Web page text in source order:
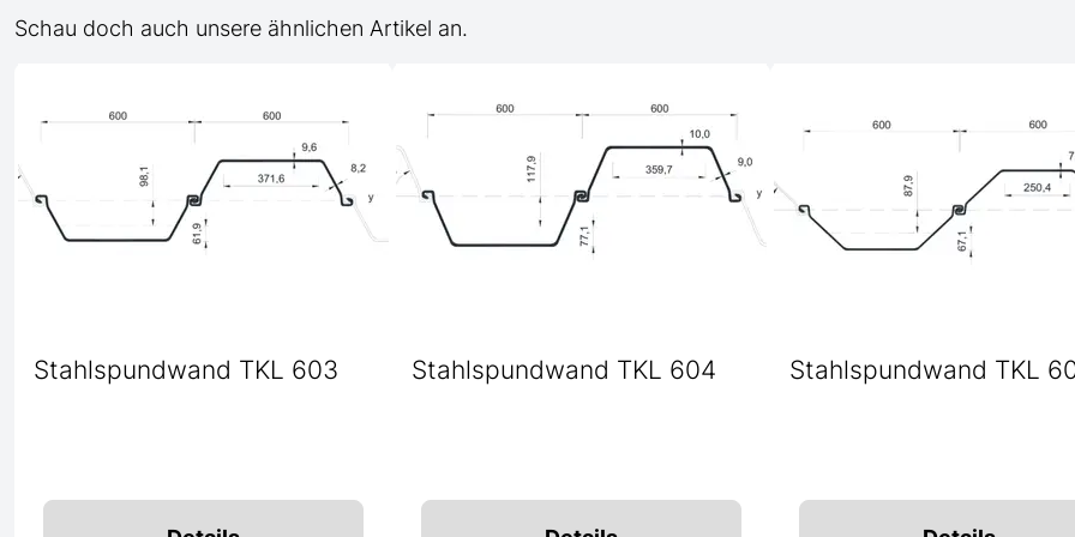
Schau doch auch unsere ähnlichen Artikel an.
Stahlspundwand TKL 603 Stahlspundwand TKL 604 Stahlspundwand TKL